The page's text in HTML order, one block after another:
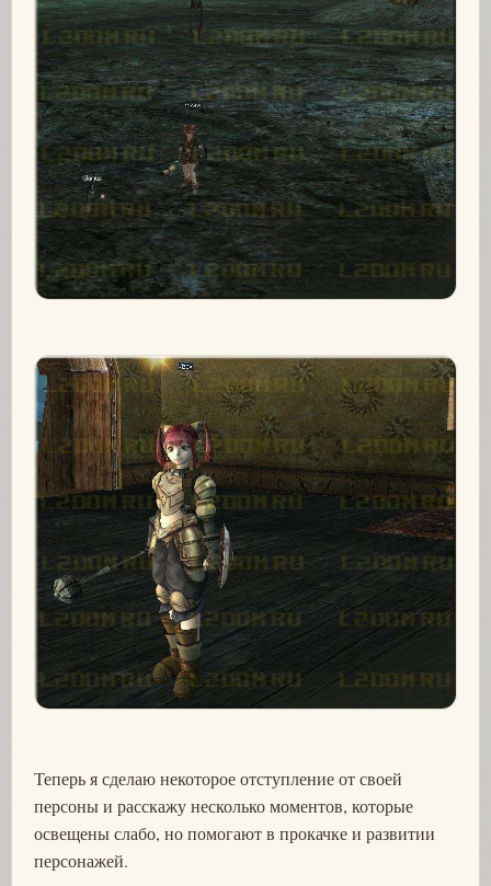
Теперь я сделаю некоторое отступление от своей
персоны и расскажу несколько моментов, которые
освещены слабо, но помогают в прокачке и развитии
персонажей.